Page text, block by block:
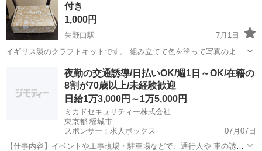
付き
1,000円
矢野口駅
7月1日
イギリス製のクラフトキットです。 組み立てて色を塗って写真のよう
な形にします。 筆や絵の具、接着剤などが同梱されています。 ギフト
などにいかがでしょうか？ サイズ感は写真の手から判断してくださ
稲城市 矢野口駅 その他 イギリス製
夜勤の交通誘導/日払いOK/週1日～OK/在籍の
8割が70歳以上/未経験歓迎
日給1万3,000円～1万5,000円
ミカドセキュリティー株式会社
東京都 稲城市
スポンサー：求人ボックス
07月07日
【仕事内容】イベントや工事現場・駐車場などで、通行人や 車の誘